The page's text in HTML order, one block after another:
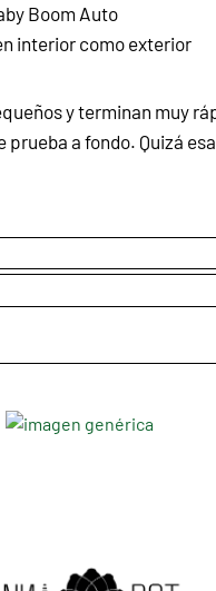
Boom Auto
interior como exterior
y terminan muy
a fondo. Quizá